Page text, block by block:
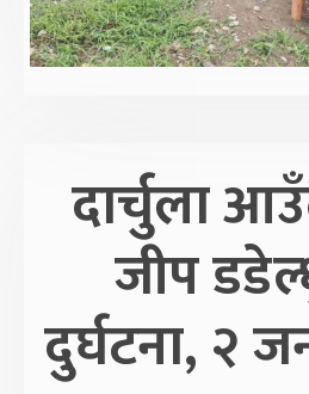
दार्चुला
जीप
दुर्घटना, २